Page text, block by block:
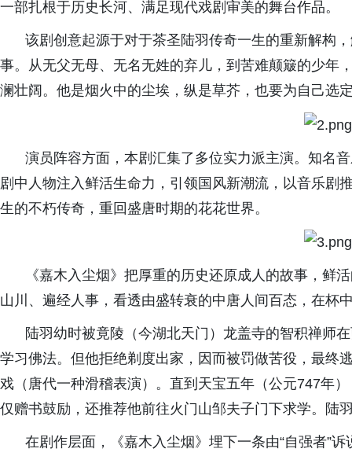
一部扎根于历史长河、满足现代戏剧审美的舞台作品。
该剧创意起源于对于茶圣陆羽传奇一生的重新解构
事。从无父无母、无名无姓的弃儿，到苦难颠簸的少年
澜壮阔。他是烟火中的尘埃，纵是草芥，也要为自己选
演员阵容方面，本剧 汇集了多位实力派主演。知名
剧中人物注入鲜活生命力，引领国风新潮流，以音乐剧
生的不朽传奇，重回盛唐时期的花花世界。
《嘉木入尘烟》把厚重的历史还原成人的故事，鲜
山川、遍经人事，看透由盛转衰的中唐人间百态，在杯
陆羽幼时被竟陵（今湖北天门）龙盖寺的智积禅师
学习佛法。但他拒绝剃度出家，因而被罚做苦役，最终
戏（唐代一种滑稽表演）。直到天宝五年（公元747年
仅赠书鼓励，还推荐他前往火门山邹夫子门下求学。陆
在剧作层面，《嘉木入尘烟》埋下一条由“自强者”诉